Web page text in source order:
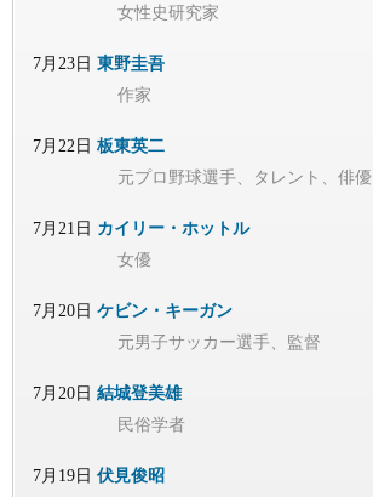
女性史研究家
7月23日 東野圭吾
作家
7月22日 板東英二
元プロ野球選手、タレント、俳優
7月21日 カイリー・ホットル
女優
7月20日 ケビン・キーガン
元男子サッカー選手、監督
7月20日 結城登美雄
民俗学者
7月19日 伏見俊昭